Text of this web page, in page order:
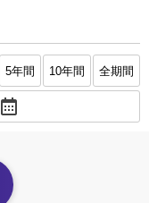
5年間 10年間 全期間